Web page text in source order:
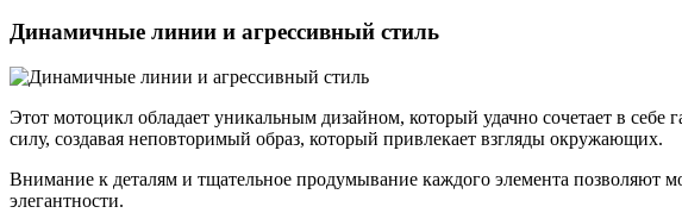
Динамичные линии и агрессивный стиль
Этот мотоцикл обладает уникальным дизайном, который удачно сочетает в
силу, создавая неповторимый образ, который привлекает взгляды окружающих.
Внимание к деталям и тщательное продумывание каждого элемента позволяют
элегантности.